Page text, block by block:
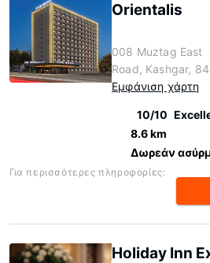
Orientalis
008 Muztag East
Road, Kashgar,
Εμφάνιση χάρτη
10/10
8.6 km
Δωρεάν
Για περισσότερες πληροφορίες:
Holiday Inn